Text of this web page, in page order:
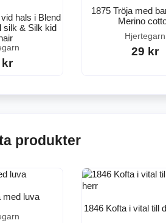
hals i Blend
silk & Silk kid
kr
1875 Tröja med
Merino
Hjertegarn
29 kr
produkter
med luva
1846 Kofta i vital till